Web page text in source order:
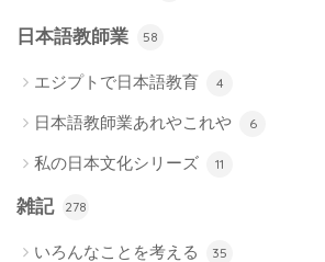
日本語教師業 58
エジプトで日本語教育 4
日本語教師業あれやこれや 6
私の日本文化シリーズ 11
雑記 278
いろんなことを考える 35